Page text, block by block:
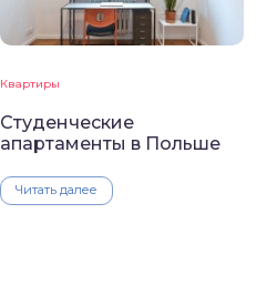
Квартиры
Студенческие
апартаменты в Польше
Читать далее